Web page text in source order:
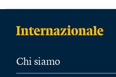
Chi siamo